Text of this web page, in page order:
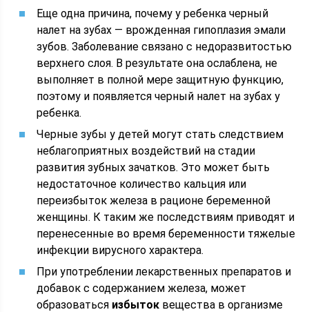
Еще одна причина, почему у ребенка черный
налет на зубах — врожденная гипоплазия эмали
зубов. Заболевание связано с недоразвитостью
верхнего слоя. В результате она ослаблена, не
выполняет в полной мере защитную функцию,
поэтому и появляется черный налет на зубах у
ребенка.
Черные зубы у детей могут стать следствием
неблагоприятных воздействий на стадии
развития зубных зачатков. Это может быть
недостаточное количество кальция или
переизбыток железа в рационе беременной
женщины. К таким же последствиям приводят и
перенесенные во время беременности тяжелые
инфекции вирусного характера.
При употреблении лекарственных препаратов и
добавок с содержанием железа, может
образоваться избыток вещества в организме